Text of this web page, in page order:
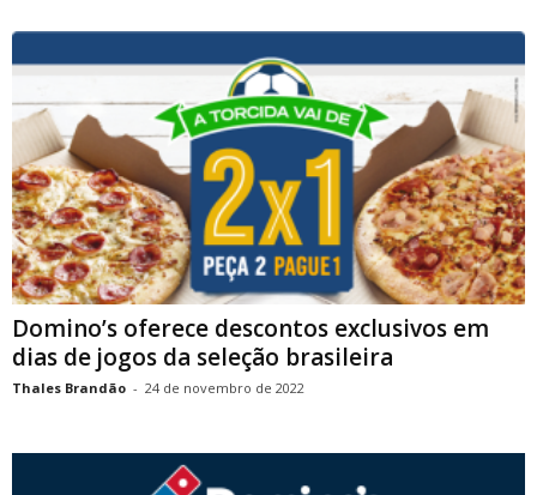
Domino’s oferece descontos exclusivos em
dias de jogos da seleção brasileira
Thales Brandão - 24 de novembro de 2022